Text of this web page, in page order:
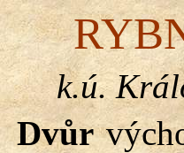
k.ú.
Dvůr